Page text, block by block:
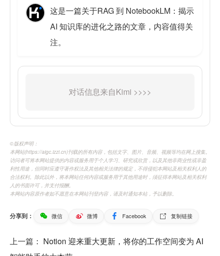
这是一篇关于RAG 到 NotebookLM：揭示
AI 知识库的进化之路的文章，内容值得关
注。
©️版权声明：
本网站(https://aigc.izzi.cn)刊载的所有内容，包括文字、图片、音频、视频等均在网上搜集。
访问者可将本网站提供的内容或服务用于个人学习、研究或欣赏，以及其他非商业性或非盈
利性用途，但同时应遵守著作权法及其他相关法律的规定，不得侵犯本网站及相关权利人的
合法权利。除此以外，将本网站任何内容或服务用于其他用途时，须征得本网站及相关权利
人的书面许可，并支付报酬。
本网站内容原作者如不愿意在本网站刊登内容，请及时通知本站，予以删除。
分享到： 微信 微博 Facebook 复制链接
上一篇： Notion 迎来重大更新，将你的工作空间变为 AI